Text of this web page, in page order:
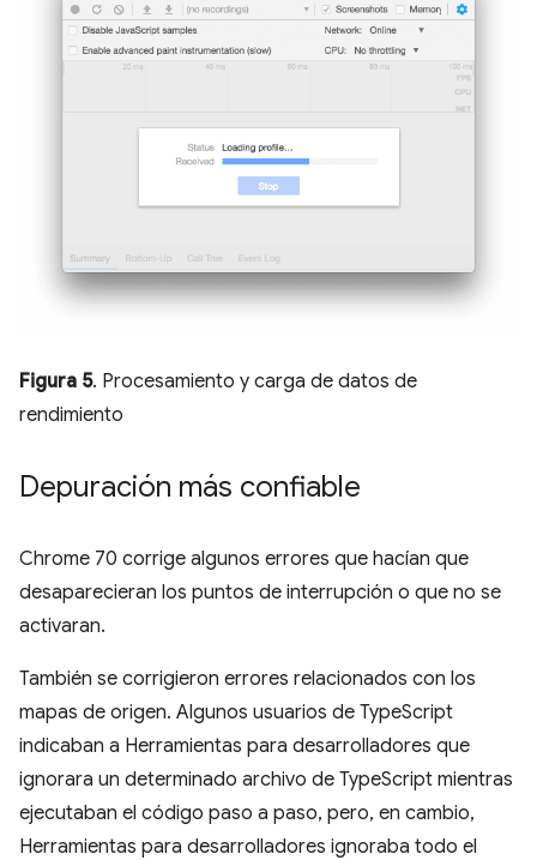
Figura 5. Procesamiento y carga de datos de
rendimiento
Depuración más confiable
Chrome 70 corrige algunos errores que hacían que
desaparecieran los puntos de interrupción o que no se
activaran.
También se corrigieron errores relacionados con los
mapas de origen. Algunos usuarios de TypeScript
indicaban a Herramientas para desarrolladores que
ignorara un determinado archivo de TypeScript mientras
ejecutaban el código paso a paso, pero, en cambio,
Herramientas para desarrolladores ignoraba todo el